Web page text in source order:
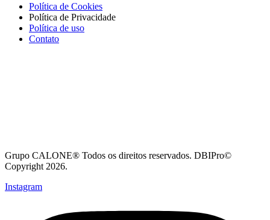
Política de Cookies
Política de Privacidade
Política de uso
Contato
Grupo CALONE® Todos os direitos reservados. DBIPro©
Copyright 2026.
Instagram